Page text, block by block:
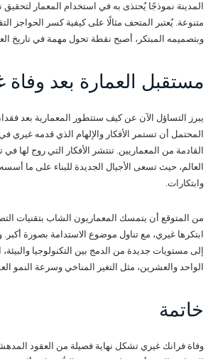
المدينة نموذجًا يُحتذى به في استخدام المعمار
متنوعة. يُعتبر المتحف مثالًا على كيفية كسر الحواجز
وبتصميمه المبتكر، أصبح نقطة تحول مهمة في تاريخ
مستقبل العمارة بعد وفاة
يبرز التساؤل الآن عن كيف ستتطور المعمارية بعد
المحتمل أن تستمر الأفكار والإلهام الذي قدمه غيري في
القادمة من المعماريين. تنتشر الأفكار التي روج لها
العالم، حيث تسعى الأجيال الجديدة للبناء على ما
وابتكارات.
من المتوقع أن يتمسك المعماريون الشاب بتقنيات
ابتكرها غيري، مع تناول موضوع الاستدامة بصورة
إلى مستويات جديدة من الدمج بين التكنولوجيا
الواحد والعشرين، مثل التغير المناخي وسرعة النمو
خاتمة
وفاة فرانك غيري تشكل نهاية فصيلة من العقود